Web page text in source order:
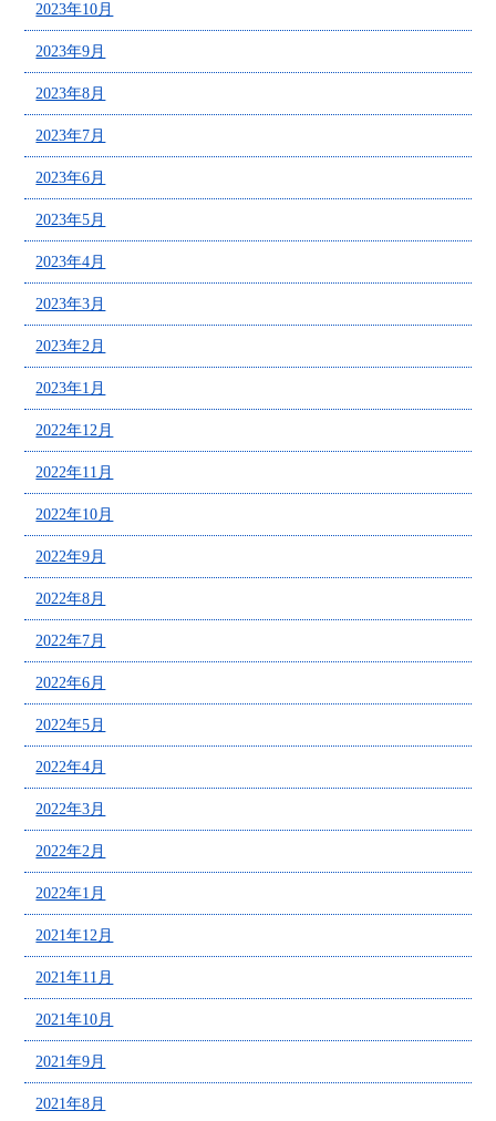
2023年10月
2023年9月
2023年8月
2023年7月
2023年6月
2023年5月
2023年4月
2023年3月
2023年2月
2023年1月
2022年12月
2022年11月
2022年10月
2022年9月
2022年8月
2022年7月
2022年6月
2022年5月
2022年4月
2022年3月
2022年2月
2022年1月
2021年12月
2021年11月
2021年10月
2021年9月
2021年8月